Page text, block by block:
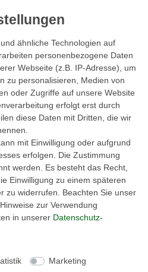
ähnliche Technologien auf
personenbezogene Daten
Webseite (z.B. IP-Adresse), um
zu personalisieren, Medien von
oder Zugriffe auf unsere Website
erfolgt erst durch
diese Daten mit Dritten, die wir
mit Einwilligung oder aufgrund
erfolgen. Die Zustimmung
werden. Es besteht das Recht,
Einwilligung zu einem späteren
zu widerrufen. Beachten Sie unser
zur Verwendung
in unserer Daten­schutz­
Marketing